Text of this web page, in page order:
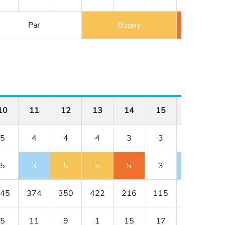
Par Bogey
11 12 13 14 15
5 4 4 4 3 3
5 3 5 5 5 3
374 350 422 216 115
5 11 9 1 15 17